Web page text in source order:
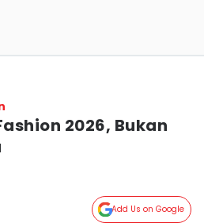
2026, Bukan
Add Us on Google